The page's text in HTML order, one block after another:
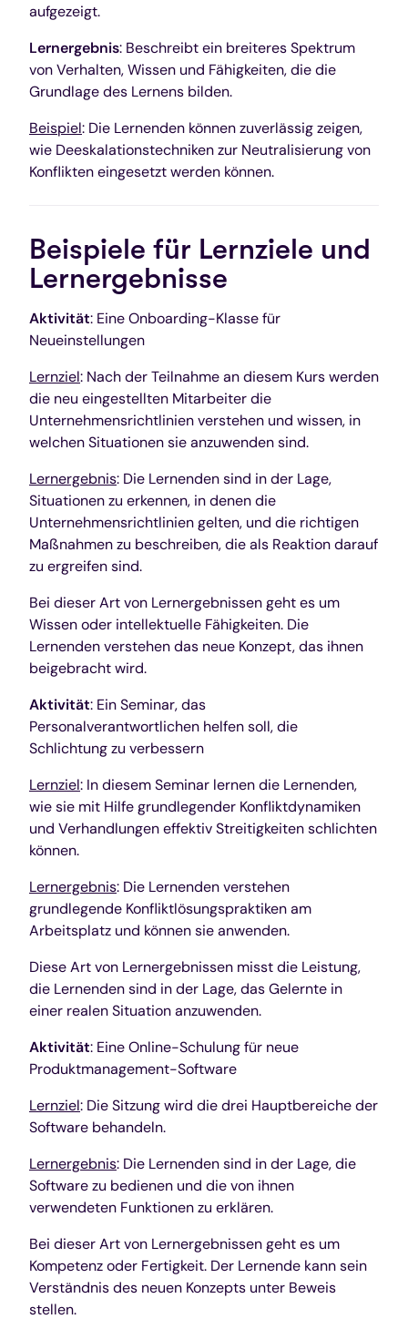
aufgezeigt.
Lernergebnis: Beschreibt ein breiteres Spektrum
von Verhalten, Wissen und Fähigkeiten, die die
Grundlage des Lernens bilden.
Beispiel: Die Lernenden können zuverlässig zeigen,
wie Deeskalationstechniken zur Neutralisierung von
Konflikten eingesetzt werden können.
Beispiele für Lernziele und
Lernergebnisse
Aktivität: Eine Onboarding-Klasse für
Neueinstellungen
Lernziel: Nach der Teilnahme an diesem Kurs werden
die neu eingestellten Mitarbeiter die
Unternehmensrichtlinien verstehen und wissen, in
welchen Situationen sie anzuwenden sind.
Lernergebnis: Die Lernenden sind in der Lage,
Situationen zu erkennen, in denen die
Unternehmensrichtlinien gelten, und die richtigen
Maßnahmen zu beschreiben, die als Reaktion darauf
zu ergreifen sind.
Bei dieser Art von Lernergebnissen geht es um
Wissen oder intellektuelle Fähigkeiten. Die
Lernenden verstehen das neue Konzept, das ihnen
beigebracht wird.
Aktivität: Ein Seminar, das
Personalverantwortlichen helfen soll, die
Schlichtung zu verbessern
Lernziel: In diesem Seminar lernen die Lernenden,
wie sie mit Hilfe grundlegender Konfliktdynamiken
und Verhandlungen effektiv Streitigkeiten schlichten
können.
Lernergebnis: Die Lernenden verstehen
grundlegende Konfliktlösungspraktiken am
Arbeitsplatz und können sie anwenden.
Diese Art von Lernergebnissen misst die Leistung,
die Lernenden sind in der Lage, das Gelernte in
einer realen Situation anzuwenden.
Aktivität: Eine Online-Schulung für neue
Produktmanagement-Software
Lernziel: Die Sitzung wird die drei Hauptbereiche der
Software behandeln.
Lernergebnis: Die Lernenden sind in der Lage, die
Software zu bedienen und die von ihnen
verwendeten Funktionen zu erklären.
Bei dieser Art von Lernergebnissen geht es um
Kompetenz oder Fertigkeit. Der Lernende kann sein
Verständnis des neuen Konzepts unter Beweis
stellen.